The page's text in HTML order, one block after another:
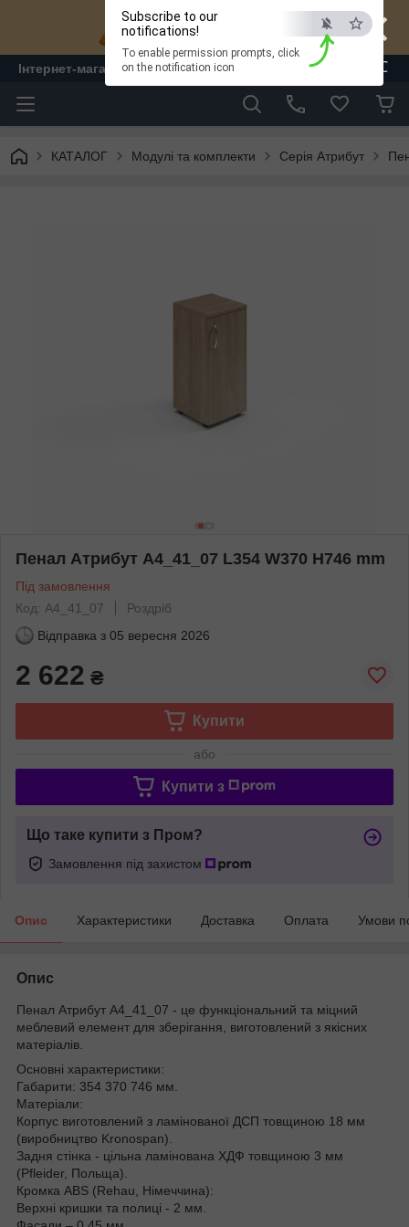
×
ESC
Subscribe to our
notifications!
To enable permission prompts, click
on the notification icon
Інтернет-магазин "ЛАМ" - меблі
КАТАЛОГ Модулі та комплекти Серія Атрибут
Пенал Атрибут A4_41_07 L354 W370 H746 mm
Під замовлення
Код: A4_41_07
Роздріб
Відправка з 05 вересня 2026
2 622 ₴
Купити
або
Купити з
Що таке купити з Пром?
Замовлення під захистом
Опис Характеристики Доставка Оплата Умови
Опис
Пенал Атрибут A4_41_07 - це функціональний та міцний
меблевий елемент для зберігання, виготовлений з якісних
матеріалів.
Основні характеристики:
Габарити: 354 370 746 мм.
Матеріали:
Корпус виготовлений з ламінованої ДСП товщиною 18 мм
(виробництво Kronospan).
Задня стінка - цільна ламінована ХДФ товщиною 3 мм
(Pfleider, Польща).
Кромка ABS (Rehau, Німеччина):
Верхні кришки та полиці - 2 мм.